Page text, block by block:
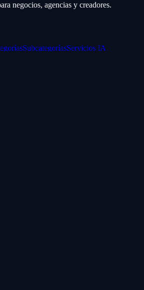
negocios, agencias y creadores.
SubcategoríasServicios IA